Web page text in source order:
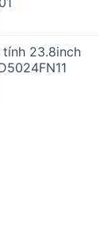
tính 23.8inch